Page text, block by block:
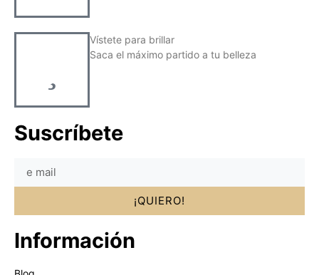
Vístete para brillar
Saca el máximo partido a tu belleza
Suscríbete
¡QUIERO!
Información